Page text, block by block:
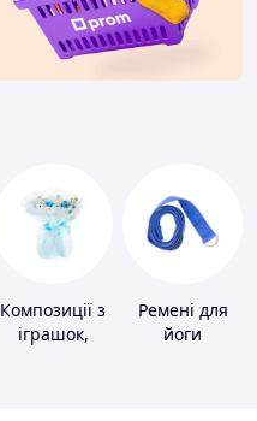
Композиції з
іграшок,
Ремені для
йоги